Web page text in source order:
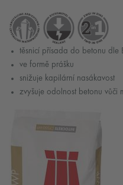
těsnicí přísada do betonu dle
ve formě prášku
snižuje kapilární nasákavost
zvyšuje odolnost betonu vůči